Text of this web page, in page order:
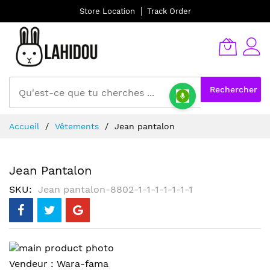
Store Location Track Order
Rechercher
au
Accueil Vêtements Jean pantalon
Jean Pantalon
SKU Jean pantalon-8802-1-1-1-1-1-1-1
Skip
to
Skip
Vendeur : Wara-fama